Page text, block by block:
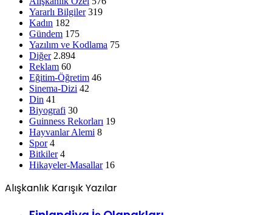
Gündem 175
Yazılım ve Kodlama
Diğer 2.894
Reklam 60
Eğitim-Öğretim
Sinema-Dizi
Din 41
Biyografi 30
Guinness Rekorları
Hayvanlar Alemi
Spor 4
Bitkiler 4
Hikayeler-Masallar
Alışkanlık Karışık Yazılar
Finlandiya İş Olanakları